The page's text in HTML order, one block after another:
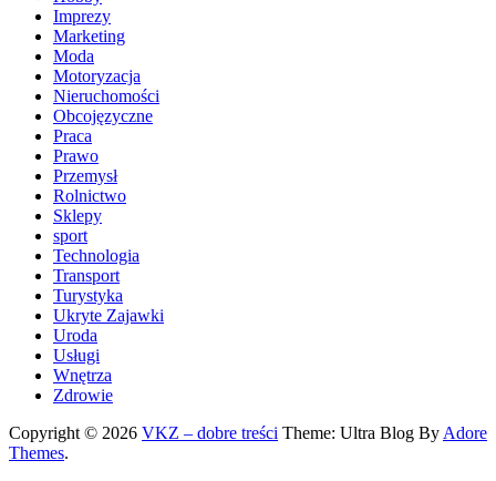
Imprezy
Marketing
Moda
Motoryzacja
Nieruchomości
Obcojęzyczne
Praca
Prawo
Przemysł
Rolnictwo
Sklepy
sport
Technologia
Transport
Turystyka
Ukryte Zajawki
Uroda
Usługi
Wnętrza
Zdrowie
Copyright © 2026 VKZ – dobre treści Theme: Ultra Blog By Adore
Themes.